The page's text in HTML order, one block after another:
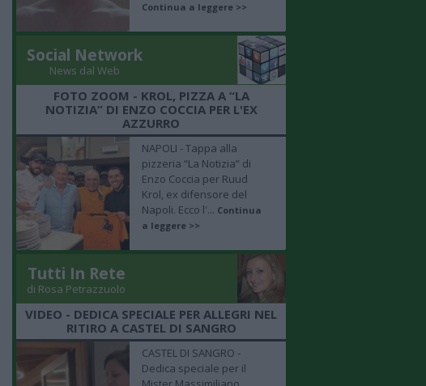
Continua a leggere >>
Social Network
News dal Web
FOTO ZOOM - KROL, PIZZA A “LA
NOTIZIA” DI ENZO COCCIA PER L'EX
AZZURRO
NAPOLI - Tappa alla
pizzeria “La Notizia” di
Enzo Coccia per Ruud
Krol, ex difensore del
Napoli. Ecco l'... Continua
a leggere >>
Tutti In Rete
di Rosa Petrazzuolo
VIDEO - DEDICA SPECIALE PER ALLEGRI NEL
RITIRO A CASTEL DI SANGRO
CASTEL DI SANGRO -
Dedica speciale per il